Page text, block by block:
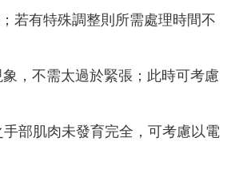
若有特殊調整則所需處理時間不
，不需太過於緊張；此時可考慮
部肌肉未發育完全，可考慮以電